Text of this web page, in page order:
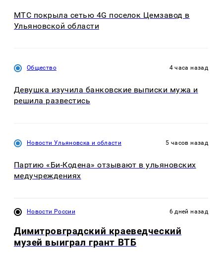
МТС покрыла сетью 4G поселок Цемзавод в
Ульяновской области
Общество 4 часа назад
Девушка изучила банковские выписки мужа и
решила развестись
Новости Ульяновска и области 5 часов назад
Партию «Би-Кодена» отзывают в ульяновских
медучреждениях
Новости России 6 дней назад
Димитровградский краеведческий
музей выиграл грант ВТБ